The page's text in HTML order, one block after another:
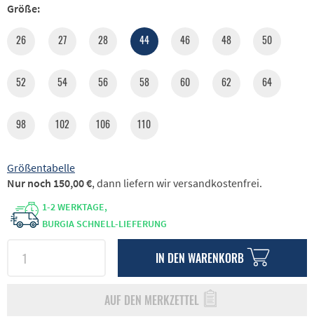
Größe:
26 27 28 44 46 48 50
52 54 56 58 60 62 64
98 102 106 110
Größentabelle
1-2 WERKTAGE,
BURGIA SCHNELL-LIEFERUNG
IN DEN WARENKORB
AUF DEN MERKZETTEL
Nur noch 150,00 €, dann liefern wir versandkostenfrei.